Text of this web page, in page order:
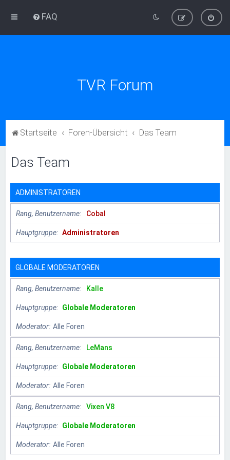
FAQ
TVR Forum
Startseite Foren-Übersicht Das Team
Das Team
ADMINISTRATOREN
Rang, Benutzername Cobal
Hauptgruppe Administratoren
GLOBALE MODERATOREN
Rang, Benutzername Kalle
Hauptgruppe Globale Moderatoren
Moderator Alle Foren
Rang, Benutzername LeMans
Hauptgruppe Globale Moderatoren
Moderator Alle Foren
Rang, Benutzername Vixen V8
Hauptgruppe Globale Moderatoren
Moderator Alle Foren